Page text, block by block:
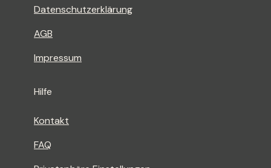
Datenschutzerklärung
AGB
Impressum
Hilfe
Kontakt
FAQ